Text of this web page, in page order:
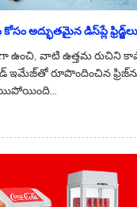
అద్భుతమైన డిస్‌ప్లే ఫ్రిడ్జ్‌లు
ఉంచి, వాటి ఉత్తమ రుచిని
ఇమేజ్‌తో రూపొందించిన